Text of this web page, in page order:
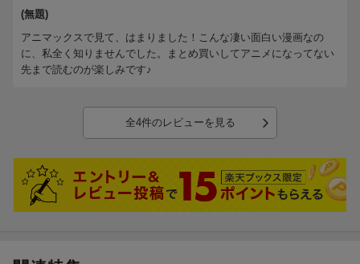
(無題)
アニマックスで見て、はまりました！こんな凄い面白い漫画なの
に、私全く知りませんでした。まとめ買いしてアニメになってない
先まで読むのが楽しみです♪
全4件のレビューを見る